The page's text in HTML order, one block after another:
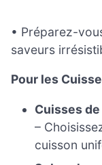
• Préparez-
saveurs
Pour les
Cuisses
–
cuisson